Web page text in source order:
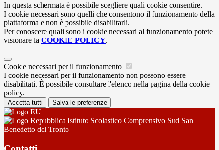
In questa schermata è possibile scegliere quali cookie consentire.
I cookie necessari sono quelli che consentono il funzionamento della
piattaforma e non è possibile disabilitarli.
Per conoscere quali sono i cookie necessari al funzionamento potete
visionare la COOKIE POLICY.
Cookie necessari per il funzionamento
I cookie necessari per il funzionamento non possono essere
disabilitati. È possibile consultare l'elenco nella pagina della cookie
policy.
Accetta tutti Salva le preferenze
Istituto Scolastico Comprensivo Sud San
Benedetto del Tronto